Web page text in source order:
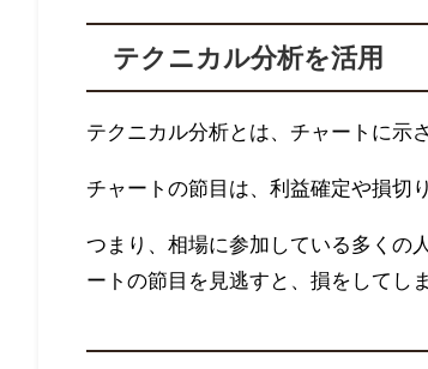
テクニカル分析を活用
テクニカル分析とは、チャートに示
チャートの節目は、利益確定や損切
つまり、相場に参加している多くの
ートの節目を見逃すと、損をしてし